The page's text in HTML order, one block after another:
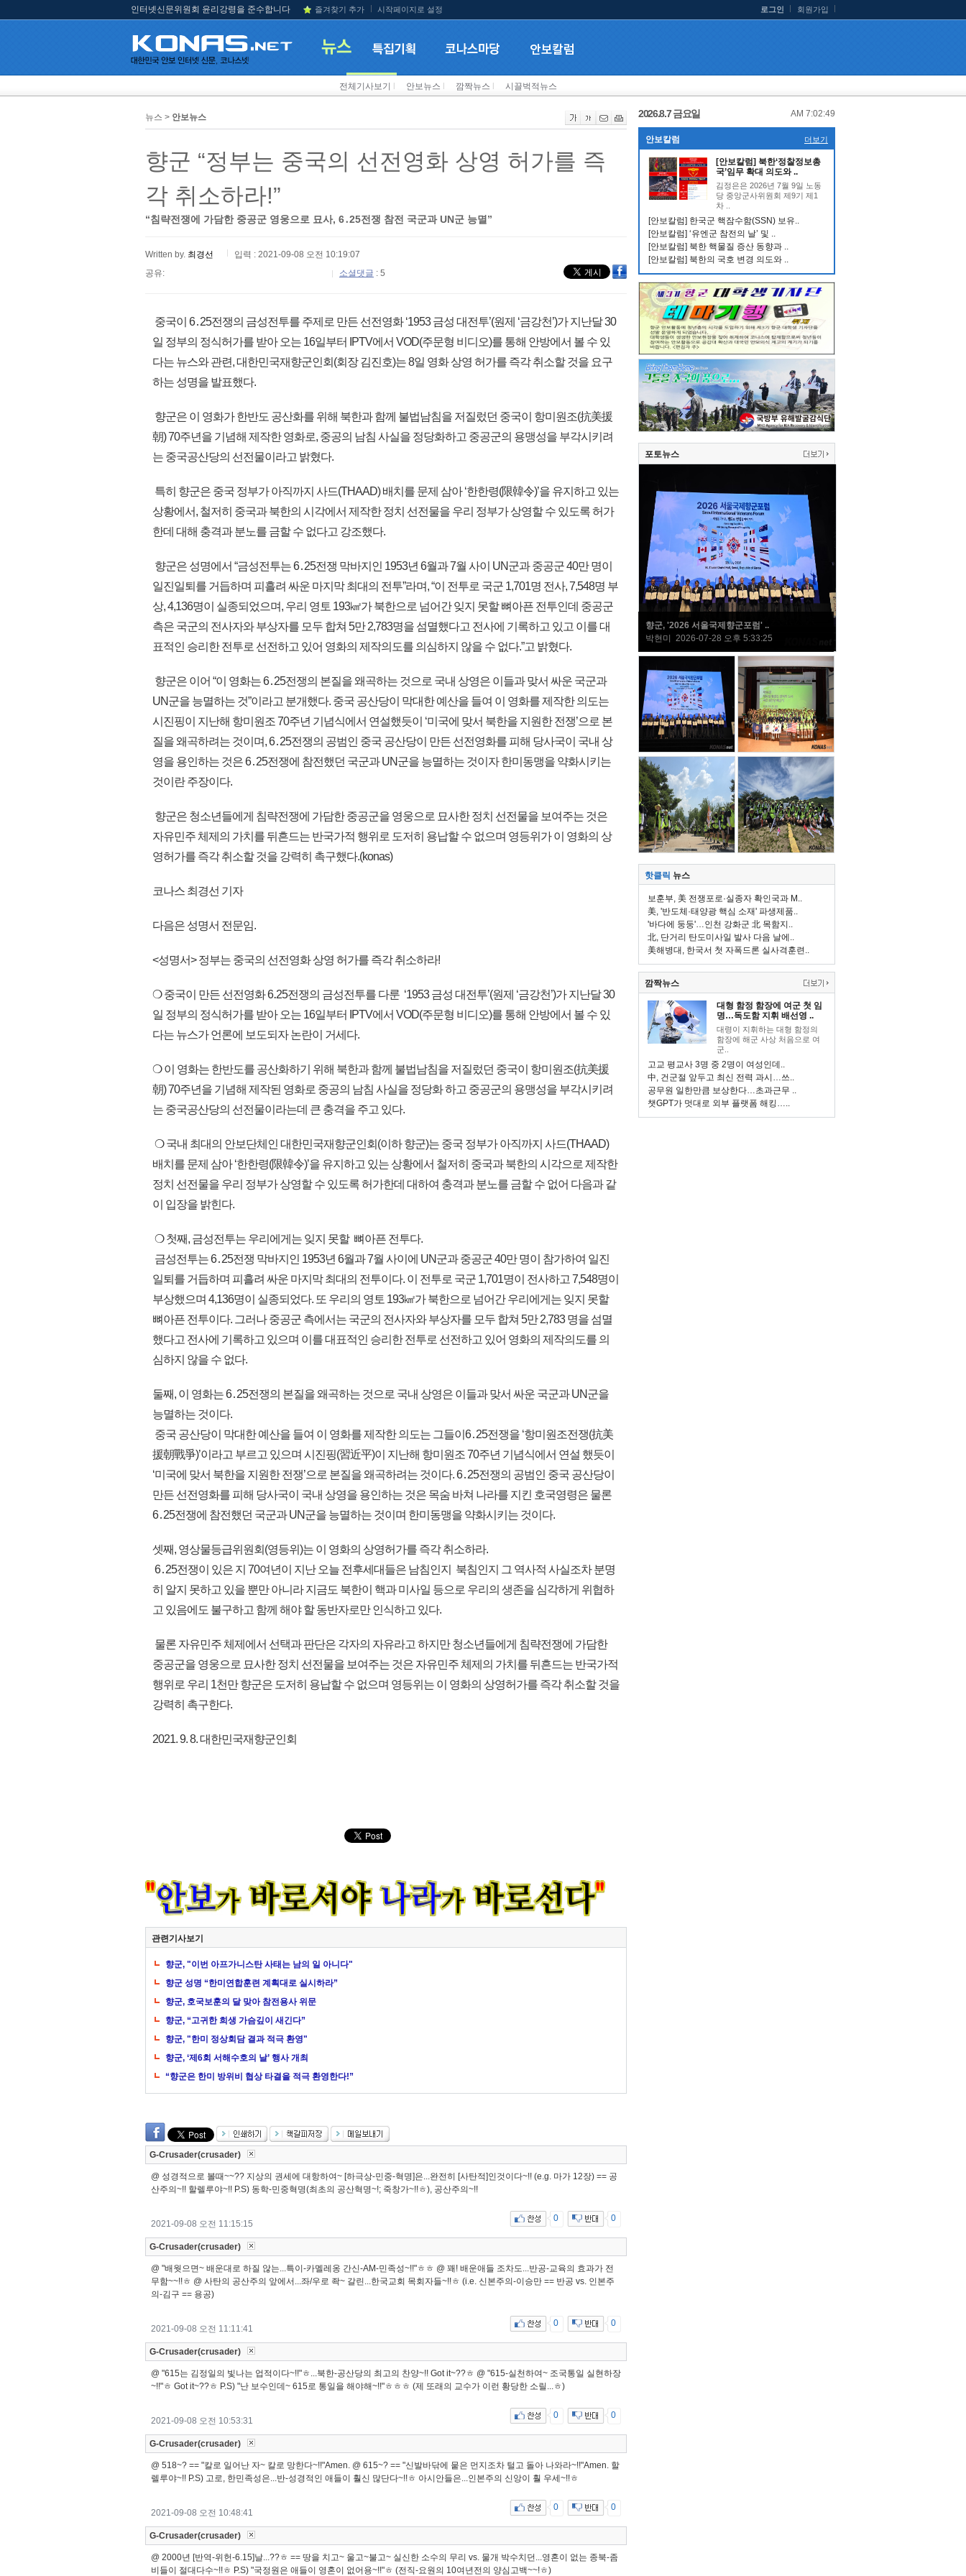
인터넷신문위원회 윤리강령을 준수합니다 즐겨찾기 추가 시작페이지로 설정 로그인 회원가입
전체기사보기 안보뉴스 깜짝뉴스 시끌벅적뉴스
뉴스 > 안보뉴스
향군 “정부는 중국의 선전영화 상영 허가를 즉
각 취소하라!”
“침략전쟁에 가담한 중공군 영웅으로 묘사, 6․25전쟁 참전 국군과 UN군 능멸”
Written by. 최경선
입력 : 2021-09-08 오전 10:19:07
공유:
소셜댓글 : 5
중국이 6․25전쟁의 금성전투를 주제로 만든 선전영화 ‘1953 금성 대전투’(원제 ‘금강천’)가 지난달 30
일 정부의 정식허가를 받아 오는 16일부터 IPTV에서 VOD(주문형 비디오)를 통해 안방에서 볼 수 있
다는 뉴스와 관련, 대한민국재향군인회(회장 김진호)는 8일 영화 상영 허가를 즉각 취소할 것을 요구
하는 성명을 발표했다.
향군은 이 영화가 한반도 공산화를 위해 북한과 함께 불법남침을 저질렀던 중국이 항미원조(抗美援
朝) 70주년을 기념해 제작한 영화로, 중공의 남침 사실을 정당화하고 중공군의 용맹성을 부각시키려
는 중국공산당의 선전물이라고 밝혔다.
특히 향군은 중국 정부가 아직까지 사드(THAAD) 배치를 문제 삼아 ‘한한령(限韓令)’을 유지하고 있는
상황에서, 철저히 중국과 북한의 시각에서 제작한 정치 선전물을 우리 정부가 상영할 수 있도록 허가
한데 대해 충격과 분노를 금할 수 없다고 강조했다.
향군은 성명에서 “금성전투는 6․25전쟁 막바지인 1953년 6월과 7월 사이 UN군과 중공군 40만 명이
일진일퇴를 거듭하며 피흘려 싸운 마지막 최대의 전투”라며, “이 전투로 국군 1,701명 전사, 7,548명 부
상, 4,136명이 실종되었으며, 우리 영토 193㎢가 북한으로 넘어간 잊지 못할 뼈아픈 전투인데 중공군
측은 국군의 전사자와 부상자를 모두 합쳐 5만 2,783명을 섬멸했다고 전사에 기록하고 있고 이를 대
표적인 승리한 전투로 선전하고 있어 영화의 제작의도를 의심하지 않을 수 없다.”고 밝혔다.
향군은 이어 “이 영화는 6․25전쟁의 본질을 왜곡하는 것으로 국내 상영은 이들과 맞서 싸운 국군과
UN군을 능멸하는 것”이라고 분개했다. 중국 공산당이 막대한 예산을 들여 이 영화를 제작한 의도는
시진핑이 지난해 항미원조 70주년 기념식에서 연설했듯이 ‘미국에 맞서 북한을 지원한 전쟁’으로 본
질을 왜곡하려는 것이며, 6․25전쟁의 공범인 중국 공산당이 만든 선전영화를 피해 당사국이 국내 상
영을 용인하는 것은 6․25전쟁에 참전했던 국군과 UN군을 능멸하는 것이자 한미동맹을 약화시키는
것이란 주장이다.
향군은 청소년들에게 침략전쟁에 가담한 중공군을 영웅으로 묘사한 정치 선전물을 보여주는 것은
자유민주 체제의 가치를 뒤흔드는 반국가적 행위로 도저히 용납할 수 없으며 영등위가 이 영화의 상
영허가를 즉각 취소할 것을 강력히 촉구했다.(konas)
코나스 최경선 기자
다음은 성명서 전문임.
<성명서> 정부는 중국의 선전영화 상영 허가를 즉각 취소하라!
❍ 중국이 만든 선전영화 6․25전쟁의 금성전투를 다룬 ‘1953 금성 대전투’(원제 ‘금강천’)가 지난달 30
일 정부의 정식허가를 받아 오는 16일부터 IPTV에서 VOD(주문형 비디오)를 통해 안방에서 볼 수 있
다는 뉴스가 언론에 보도되자 논란이 거세다.
❍ 이 영화는 한반도를 공산화하기 위해 북한과 함께 불법남침을 저질렀던 중국이 항미원조(抗美援
朝) 70주년을 기념해 제작된 영화로 중공의 남침 사실을 정당화 하고 중공군의 용맹성을 부각시키려
는 중국공산당의 선전물이라는데 큰 충격을 주고 있다.
❍ 국내 최대의 안보단체인 대한민국재향군인회(이하 향군)는 중국 정부가 아직까지 사드(THAAD)
배치를 문제 삼아 ‘한한령(限韓令)’을 유지하고 있는 상황에서 철저히 중국과 북한의 시각으로 제작한
정치 선전물을 우리 정부가 상영할 수 있도록 허가한데 대하여 충격과 분노를 금할 수 없어 다음과 같
이 입장을 밝힌다.
❍ 첫째, 금성전투는 우리에게는 잊지 못할 뼈아픈 전투다.
금성전투는 6․25전쟁 막바지인 1953년 6월과 7월 사이에 UN군과 중공군 40만 명이 참가하여 일진
일퇴를 거듭하며 피흘려 싸운 마지막 최대의 전투이다. 이 전투로 국군 1,701명이 전사하고 7,548명이
부상했으며 4,136명이 실종되었다. 또 우리의 영토 193㎢가 북한으로 넘어간 우리에게는 잊지 못할
뼈아픈 전투이다. 그러나 중공군 측에서는 국군의 전사자와 부상자를 모두 합쳐 5만 2,783 명을 섬멸
했다고 전사에 기록하고 있으며 이를 대표적인 승리한 전투로 선전하고 있어 영화의 제작의도를 의
심하지 않을 수 없다.
둘째, 이 영화는 6․25전쟁의 본질을 왜곡하는 것으로 국내 상영은 이들과 맞서 싸운 국군과 UN군을
능멸하는 것이다.
중국 공산당이 막대한 예산을 들여 이 영화를 제작한 의도는 그들이6․25전쟁을 ‘항미원조전쟁(抗美
援朝戰爭)’이라고 부르고 있으며 시진핑(習近平)이 지난해 항미원조 70주년 기념식에서 연설 했듯이
‘미국에 맞서 북한을 지원한 전쟁’으로 본질을 왜곡하려는 것이다. 6․25전쟁의 공범인 중국 공산당이
만든 선전영화를 피해 당사국이 국내 상영을 용인하는 것은 목숨 바쳐 나라를 지킨 호국영령은 물론
6․25전쟁에 참전했던 국군과 UN군을 능멸하는 것이며 한미동맹을 약화시키는 것이다.
셋째, 영상물등급위원회(영등위)는 이 영화의 상영허가를 즉각 취소하라.
6․25전쟁이 있은 지 70여년이 지난 오늘 전후세대들은 남침인지 북침인지 그 역사적 사실조차 분명
히 알지 못하고 있을 뿐만 아니라 지금도 북한이 핵과 미사일 등으로 우리의 생존을 심각하게 위협하
고 있음에도 불구하고 함께 해야 할 동반자로만 인식하고 있다.
물론 자유민주 체제에서 선택과 판단은 각자의 자유라고 하지만 청소년들에게 침략전쟁에 가담한
중공군을 영웅으로 묘사한 정치 선전물을 보여주는 것은 자유민주 체제의 가치를 뒤흔드는 반국가적
행위로 우리 1천만 향군은 도저히 용납할 수 없으며 영등위는 이 영화의 상영허가를 즉각 취소할 것을
강력히 촉구한다.
2021. 9. 8. 대한민국재향군인회
관련기사보기
향군, "이번 아프가니스탄 사태는 남의 일 아니다"
향군 성명 “한미연합훈련 계획대로 실시하라”
향군, 호국보훈의 달 맞아 참전용사 위문
향군, “고귀한 희생 가슴깊이 새긴다”
향군, "한미 정상회담 결과 적극 환영"
향군, ‘제6회 서해수호의 날’ 행사 개최
“향군은 한미 방위비 협상 타결을 적극 환영한다!”
G-Crusader(crusader)
@ 성경적으로 볼때~~?? 지상의 권세에 대항하여~ [하극상-민중-혁명]은...완전히 [사탄적]인것이다~!! (e.g. 마가 12장) == 공
산주의~!! 할렐루야~!! P.S) 동학-민중혁명(최초의 공산혁명~!; 죽창가~!!ㅎ), 공산주의~!!
2021-09-08 오전 11:15:15
0 0
G-Crusader(crusader)
@ "배웟으면~ 배운대로 하질 않는...특이-카멜레옹 간신-AM-민족성~!!"ㅎㅎ @ 꽤! 배운애들 조차도...반공-교육의 효과가 전
무함~~!!ㅎ @ 사탄의 공산주의 앞에서...좌/우로 좍~ 갈린...한국교회 목회자들~!!ㅎ (i.e. 신본주의-이승만 == 반공 vs. 인본주
의-김구 == 용공)
2021-09-08 오전 11:11:41
0 0
G-Crusader(crusader)
@ "615는 김정일의 빛나는 업적이다~!!"ㅎ...북한-공산당의 최고의 찬양~!! Got it~??ㅎ @ "615-실천하여~ 조국통일 실현하장
~!!"ㅎ Got it~??ㅎ P.S) "난 보수인데~ 615로 통일을 해야해~!!"ㅎㅎㅎ (제 또래의 교수가 이런 황당한 소릴...ㅎ)
2021-09-08 오전 10:53:31
0 0
G-Crusader(crusader)
@ 518~? == "칼로 일어난 자~ 칼로 망한다~!!"Amen. @ 615~? == "신발바닦에 뭍은 먼지조차 털고 돌아 나와라~!!"Amen. 할
렐루야~!! P.S) 고로, 한민족성은...반-성경적인 애들이 훨신 많단다~!!ㅎ 아시안들은...인본주의 신앙이 훨 우세~!!ㅎ
2021-09-08 오전 10:48:41
0 0
G-Crusader(crusader)
@ 2000년 [반역-위헌-6.15]날...??ㅎ == 땅을 치고~ 울고~불고~ 실신한 소수의 무리 vs. 물개 박수치던...영혼이 없는 종북-좀
비들이 절대다수~!!ㅎ P.S) "국정원은 애들이 영혼이 없어용~!!"ㅎ (전직-요원의 10여년전의 양심고백~~!ㅎ)
2026.8.7 금요일 AM 7:02:50
안보칼럼 더보기
[안보칼럼] 북한‘정찰정보총
국’임무 확대 의도와 ..
김정은은 2026년 7월 9일 노동
당 중앙군사위원회 제9기 제1
차 ..
[안보칼럼] 한국군 핵잠수함(SSN) 보유..
[안보칼럼] ‘유엔군 참전의 날’ 및 ..
[안보칼럼] 북한 핵물질 증산 동향과 ..
[안보칼럼] 북한의 국호 변경 의도와 ..
포토뉴스
향군, '2026 서울국제향군포럼' ..
박현미 2026-07-28 오후 5:33:25
핫클릭 뉴스
보훈부, 美 전쟁포로·실종자 확인국과 M..
美, '반도체·태양광 핵심 소재' 파생제품..
'바다에 둥둥'…인천 강화군 北 목함지..
北, 단거리 탄도미사일 발사 다음 날에..
美해병대, 한국서 첫 자폭드론 실사격훈련..
깜짝뉴스
대형 함정 함장에 여군 첫 임
명…독도함 지휘 배선영 ..
대령이 지휘하는 대형 함정의
함장에 해군 사상 처음으로 여
군..
고교 평교사 3명 중 2명이 여성인데..
中, 건군절 앞두고 최신 전력 과시…쓰..
공무원 일한만큼 보상한다…초과근무 ..
챗GPT가 멋대로 외부 플랫폼 해킹…..